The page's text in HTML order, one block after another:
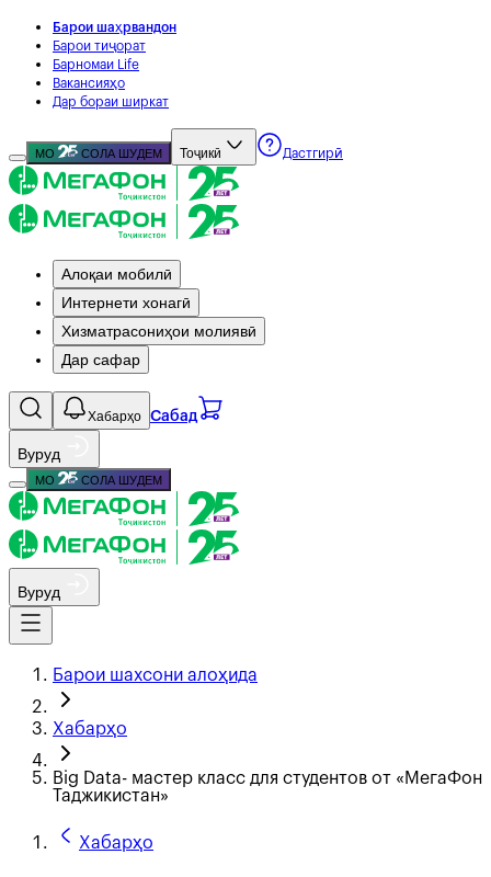
Барои шаҳрвандон
Барои тиҷорат
Барномаи Life
Вакансияҳо
Дар бораи ширкат
МО СОЛА ШУДЕМ Тоҷикӣ Дастгирӣ
Алоқаи мобилӣ
Интернети хонагӣ
Хизматрасониҳои молиявӣ
Дар сафар
Хабарҳо Сабад
Вуруд
МО СОЛА ШУДЕМ
Вуруд
Барои шахсони алоҳида
Хабарҳо
Big Data- мастер класс для студентов от «МегаФон
Таджикистан»
Хабарҳо